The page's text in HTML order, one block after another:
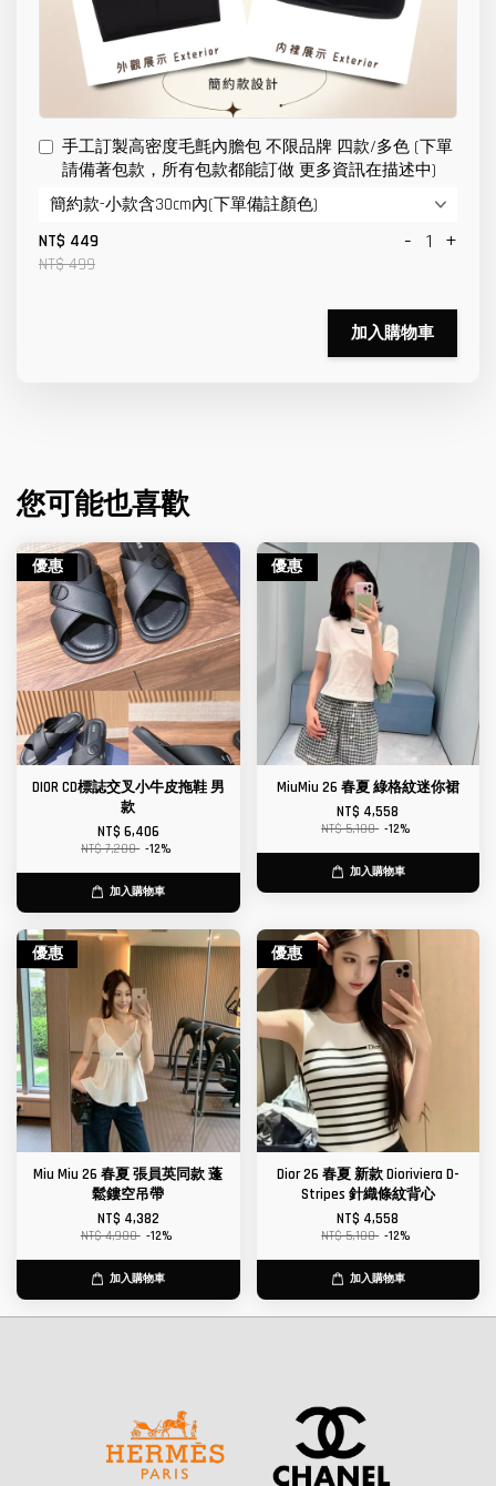
手工訂製高密度毛氈內膽包 不限品牌 四款/多色 (下單
請備著包款，所有包款都能訂做 更多資訊在描述中)
NT$ 449
NT$ 499
- +
加入購物車
您可能也喜歡
優惠
DIOR CD標誌交叉小牛皮拖鞋 男
款
NT$ 6,406
NT$ 7,280 -12%
加入購物車
優惠
MiuMiu 26 春夏 綠格紋迷你裙
NT$ 4,558
NT$ 5,180 -12%
加入購物車
優惠
Miu Miu 26 春夏 張員英同款 蓬
鬆鏤空吊帶
NT$ 4,382
NT$ 4,980 -12%
加入購物車
優惠
Dior 26 春夏 新款 Dioriviera D-
Stripes 針織條紋背心
NT$ 4,558
NT$ 5,180 -12%
加入購物車